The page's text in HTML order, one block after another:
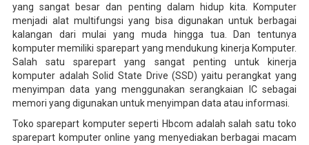
yang sangat besar dan penting dalam hidup kita. Komputer
menjadi alat multifungsi yang bisa digunakan untuk berbagai
kalangan dari mulai yang muda hingga tua. Dan tentunya
komputer memiliki sparepart yang mendukung kinerja Komputer.
Salah satu sparepart yang sangat penting untuk kinerja
komputer adalah Solid State Drive (SSD) yaitu perangkat yang
menyimpan data yang menggunakan serangkaian IC sebagai
memori yang digunakan untuk menyimpan data atau informasi.
Toko sparepart komputer seperti Hbcom adalah salah satu toko
sparepart komputer online yang menyediakan berbagai macam